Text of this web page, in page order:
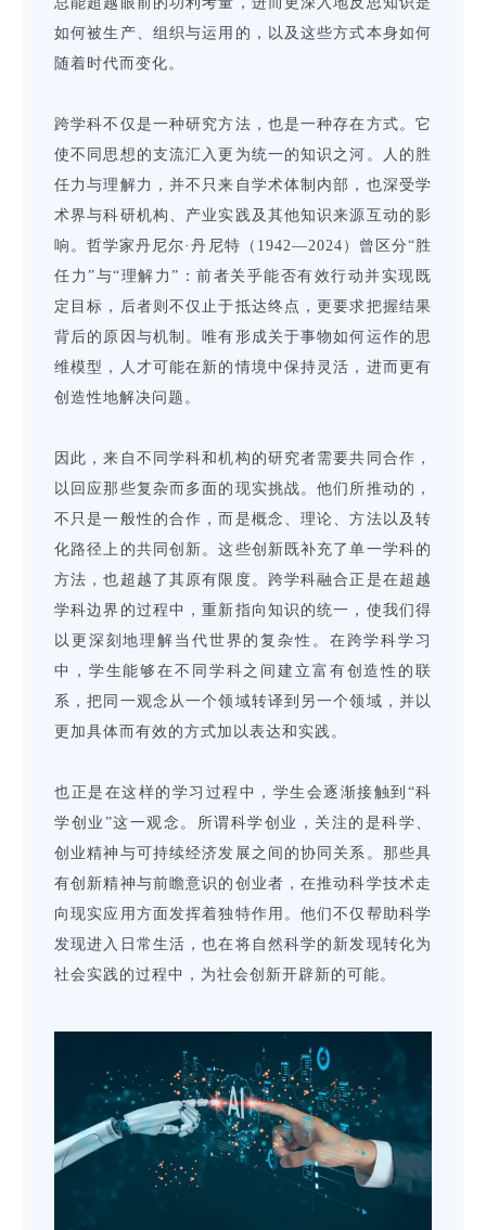
如何被生产、组织与运用的，以及这些方式本身如何
随着时代而变化。
跨学科不仅是一种研究方法，也是一种存在方式。它
使不同思想的支流汇入更为统一的知识之河。人的胜
任力与理解力，并不只来自学术体制内部，也深受学
术界与科研机构、产业实践及其他知识来源互动的影
响。哲学家丹尼尔·丹尼特（1942—2024）曾区分“胜
任力”与“理解力”：前者关乎能否有效行动并实现既
定目标，后者则不仅止于抵达终点，更要求把握结果
背后的原因与机制。唯有形成关于事物如何运作的思
维模型，人才可能在新的情境中保持灵活，进而更有
创造性地解决问题。
因此，来自不同学科和机构的研究者需要共同合作，
以回应那些复杂而多面的现实挑战。他们所推动的，
不只是一般性的合作，而是概念、理论、方法以及转
化路径上的共同创新。这些创新既补充了单一学科的
方法，也超越了其原有限度。跨学科融合正是在超越
学科边界的过程中，重新指向知识的统一，使我们得
以更深刻地理解当代世界的复杂性。在跨学科学习
中，学生能够在不同学科之间建立富有创造性的联
系，把同一观念从一个领域转译到另一个领域，并以
更加具体而有效的方式加以表达和实践。
也正是在这样的学习过程中，学生会逐渐接触到“科
学创业”这一观念。所谓科学创业，关注的是科学、
创业精神与可持续经济发展之间的协同关系。那些具
有创新精神与前瞻意识的创业者，在推动科学技术走
向现实应用方面发挥着独特作用。他们不仅帮助科学
发现进入日常生活，也在将自然科学的新发现转化为
社会实践的过程中，为社会创新开辟新的可能。